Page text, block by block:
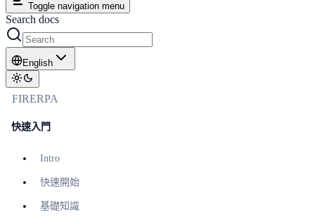
Toggle navigation menu
Search docs
English
FIRERPA
快速入門
Intro
快速開始
基礎知識